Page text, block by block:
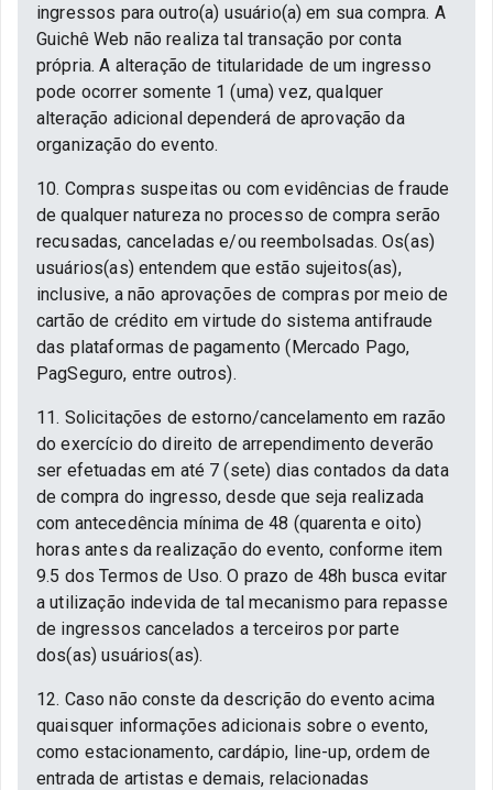
ingressos para outro(a) usuário(a) em sua compra. A
Guichê Web não realiza tal transação por conta
própria. A alteração de titularidade de um ingresso
pode ocorrer somente 1 (uma) vez, qualquer
alteração adicional dependerá de aprovação da
organização do evento.
10. Compras suspeitas ou com evidências de fraude
de qualquer natureza no processo de compra serão
recusadas, canceladas e/ou reembolsadas. Os(as)
usuários(as) entendem que estão sujeitos(as),
inclusive, a não aprovações de compras por meio de
cartão de crédito em virtude do sistema antifraude
das plataformas de pagamento (Mercado Pago,
PagSeguro, entre outros).
11. Solicitações de estorno/cancelamento em razão
do exercício do direito de arrependimento deverão
ser efetuadas em até 7 (sete) dias contados da data
de compra do ingresso, desde que seja realizada
com antecedência mínima de 48 (quarenta e oito)
horas antes da realização do evento, conforme item
9.5 dos Termos de Uso. O prazo de 48h busca evitar
a utilização indevida de tal mecanismo para repasse
de ingressos cancelados a terceiros por parte
dos(as) usuários(as).
12. Caso não conste da descrição do evento acima
quaisquer informações adicionais sobre o evento,
como estacionamento, cardápio, line-up, ordem de
entrada de artistas e demais, relacionadas